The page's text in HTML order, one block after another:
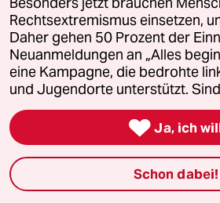
Der Cleo Patra
19.11.2020 , 19:04 Uhr
Das schlimme ist, dass
Arbeitsplätze abgebaut
sind keine McDonalds-
Und ob das mit dem
funktionieren wird kann
sagen. Die Differenz der
Rechtsextremismus einsetzen,
Daher gehen 50 Prozent der
Neuanmeldungen an „Alles
eine Kampagne, die bedrohte
und Jugendorte unterstützt.
 Ja, ich
Schon dabei!